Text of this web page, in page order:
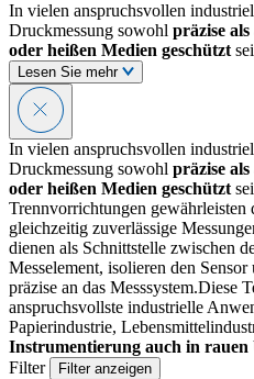
In vielen anspruchsvollen
Druckmessung sowohl präzise
oder heißen Medien geschützt
Lesen Sie mehr
In vielen anspruchsvollen
Druckmessung sowohl präzise
oder heißen Medien geschützt
Trennvorrichtungen gewährleisten
gleichzeitig zuverlässige
dienen als Schnittstelle zwischen
Messelement, isolieren den
präzise an das Messsystem.Diese
anspruchsvollste industrielle
Papierindustrie,
Instrumentierung auch in rauen
Filter
Filter anzeigen